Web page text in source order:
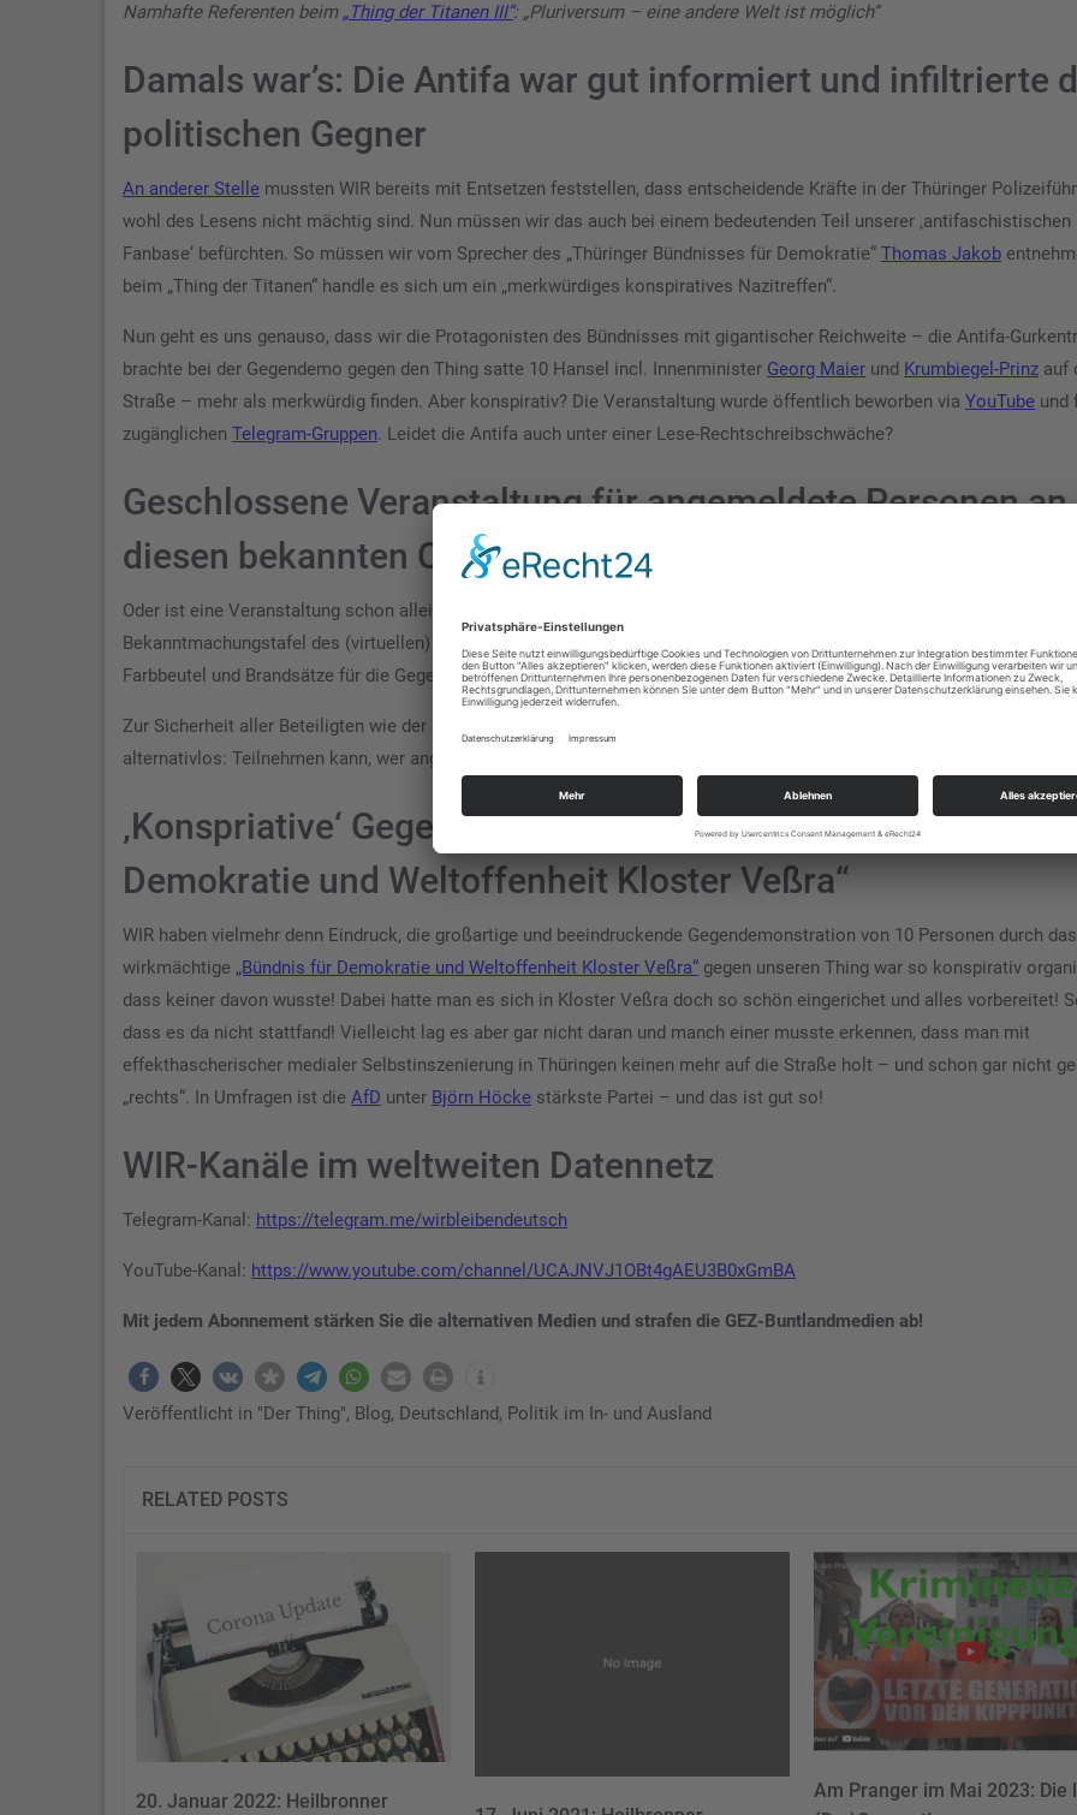
Namhafte Referenten beim „Thing der Titanen III“: „Pluriversum – eine andere Welt ist möglich“
Damals war’s: Die Antifa war gut informiert und infiltrierte
politischen Gegner
An anderer Stelle mussten WIR bereits mit Entsetzen feststellen, dass entscheidende Kräfte in der Thüringer
wohl des Lesens nicht mächtig sind. Nun müssen wir das auch bei einem bedeutenden Teil unserer ‚antifaschistischen
Fanbase‘ befürchten. So müssen wir vom Sprecher des „Thüringer Bündnisses für Demokratie“ Thomas Jakob
beim „Thing der Titanen“ handle es sich um ein „merkwürdiges konspiratives Nazitreffen“.
Nun geht es uns genauso, dass wir die Protagonisten des Bündnisses mit gigantischer Reichweite – die Antifa-
brachte bei der Gegendemo gegen den Thing satte 10 Hansel incl. Innenminister Georg Maier und Krumbiegel-Prinz auf
Straße – mehr als merkwürdig finden. Aber konspirativ? Die Veranstaltung wurde öffentlich beworben via YouTube und
zugänglichen Telegram-Gruppen. Leidet die Antifa auch unter einer Lese-Rechtschreibschwäche?
Geschlossene Veranstaltung für angemeldete Personen an
diesen bekannten Ort
Oder ist eine Veranstaltung schon allein deswegen konspirativ, wenn man den Tagungsort nicht für alle ersichtlich an der
Bekanntmachungstafel des (virtuellen) Marktplatzes aushängt, mit der Konsequenz, dass man gleich Zielscheiben für
Farbbeutel und Brandsätze für die Gegendemonstranten am Ort des Treffens anbringen könnte?
Zur Sicherheit aller Beteiligten wie der Einhaltung des Versammlungsrechts war für die Veranstalter die Konzeption
alternativlos: Teilnehmen kann, wer angemeldet ist, dessen Identität geprüft war und der die Tagungsgebühr entrichtet
‚Konspriative‘ Gegendemonstration des „Bündnisses für
Demokratie und Weltoffenheit Kloster Veßra“
WIR haben vielmehr denn Eindruck, die großartige und beeindruckende Gegendemonstration von 10 Personen durch das
wirkmächtige „Bündnis für Demokratie und Weltoffenheit Kloster Veßra“ gegen unseren Thing war so konspirativ
dass keiner davon wusste! Dabei hatte man es sich in Kloster Veßra doch so schön eingerichet und alles vorbereitet!
dass es da nicht stattfand! Vielleicht lag es aber gar nicht daran und manch einer musste erkennen, dass man mit
effekthascherischer medialer Selbstinszenierung in Thüringen keinen mehr auf die Straße holt – und schon gar nicht
„rechts“. In Umfragen ist die AfD unter Björn Höcke stärkste Partei – und das ist gut so!
WIR-Kanäle im weltweiten Datennetz
Telegram-Kanal: https://telegram.me/wirbleibendeutsch
YouTube-Kanal: https://www.youtube.com/channel/UCAJNVJ1OBt4gAEU3B0xGmBA
Mit jedem Abonnement stärken Sie die alternativen Medien und strafen die GEZ-Buntlandmedien ab!
Veröffentlicht in "Der Thing", Blog, Deutschland, Politik im In- und Ausland
RELATED POSTS
20. Januar 2022: Heilbronner
Am Pranger im Mai 2023: Die